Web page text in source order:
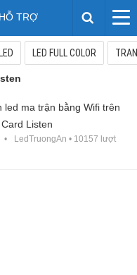
HỖ TRỢ
LED FULL COLOR
led ma trận bằng Wifi trên
Listen
LedTruongAn • 10157 lượt